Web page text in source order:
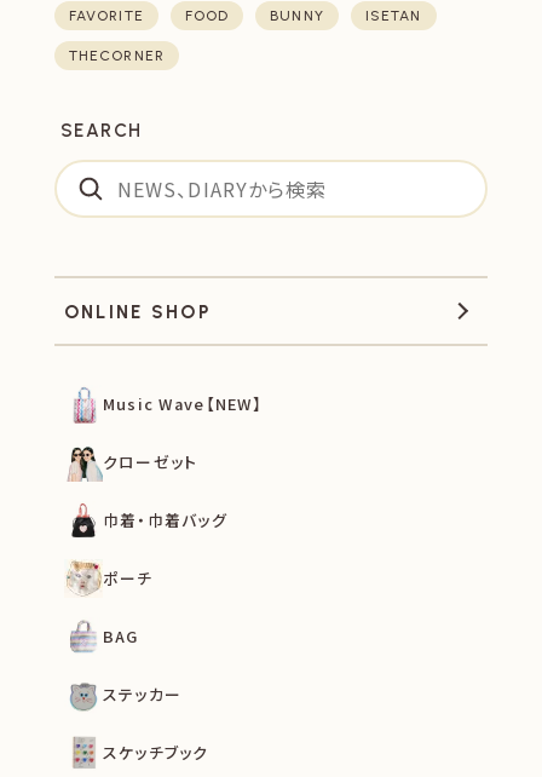
FAVORITE FOOD BUNNY ISETAN
THECORNER
SEARCH
ONLINE SHOP
Music Wave【NEW】
クローゼット
巾着・巾着バッグ
ポーチ
BAG
ステッカー
スケッチブック